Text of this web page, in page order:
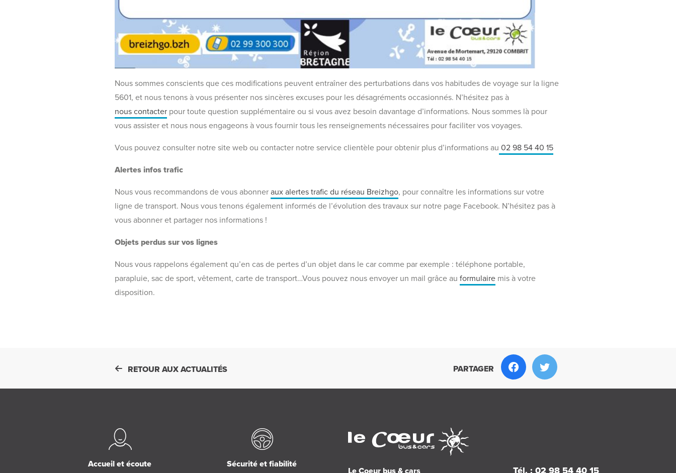
Nous sommes conscients que ces modifications peuvent entraîner des perturbations dans vos habitudes de voyage sur la ligne
5601, et nous tenons à vous présenter nos sincères excuses pour les désagréments occasionnés. N’hésitez pas à
nous contacter pour toute question supplémentaire ou si vous avez besoin davantage d’informations. Nous sommes là pour
vous assister et nous nous engageons à vous fournir tous les renseignements nécessaires pour faciliter vos voyages.
Vous pouvez consulter notre site web ou contacter notre service clientèle pour obtenir plus d’informations au 02 98 54 40 15
Alertes infos trafic
Nous vous recommandons de vous abonneraux alertes trafic du réseau Breizhgo, pour connaître les informations sur votre
ligne de transport. Nous vous tenons également informés de l’évolution des travaux sur notre page Facebook. N’hésitez pas à
vous abonner et partager nos informations !
Objets perdus sur vos lignes
Nous vous rappelons également qu’en cas de pertes d’un objet dans le car comme par exemple : téléphone portable,
parapluie, sac de sport, vêtement, carte de transport…Vous pouvez nous envoyer un mail grâce auformulaire mis à votre
disposition.
RETOUR AUX ACTUALITÉS PARTAGER
Accueil et écoute Sécurité et fiabilité
Tél. : 02 98 54 40 15